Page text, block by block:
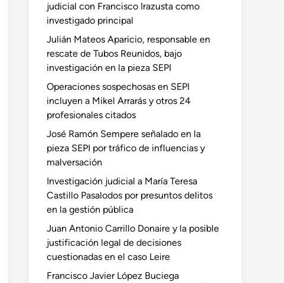
judicial con Francisco Irazusta como
investigado principal
Julián Mateos Aparicio, responsable en
rescate de Tubos Reunidos, bajo
investigación en la pieza SEPI
Operaciones sospechosas en SEPI
incluyen a Mikel Arrarás y otros 24
profesionales citados
José Ramón Sempere señalado en la
pieza SEPI por tráfico de influencias y
malversación
Investigación judicial a María Teresa
Castillo Pasalodos por presuntos delitos
en la gestión pública
Juan Antonio Carrillo Donaire y la posible
justificación legal de decisiones
cuestionadas en el caso Leire
Francisco Javier López Buciega